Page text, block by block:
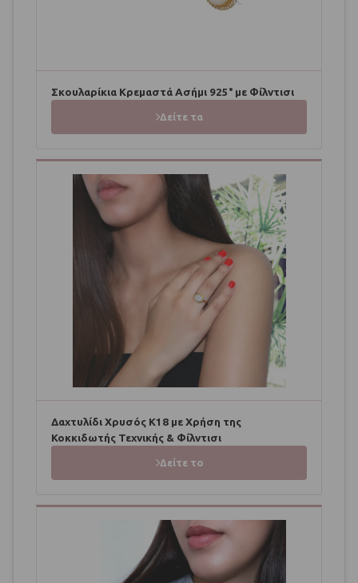
Σκουλαρίκια Κρεμαστά Ασήμι 925° με Φίλντισι
Δείτε τα
Δαχτυλίδι Χρυσός Κ18 με Χρήση της
Κοκκιδωτής Τεχνικής & Φίλντισι
Δείτε το